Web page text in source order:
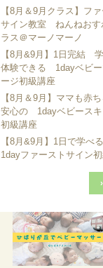
【8月＆9月クラス】フ
サイン教室 ねんねおす
ラス＠マーノマーノ
【8月&9月】1日完結
体験できる 1dayベビー
ージ初級講座
【8月＆9月】ママも赤
安心の 1dayベビースキ
初級講座
【8月&9月】1日で学べる
1dayファーストサイン